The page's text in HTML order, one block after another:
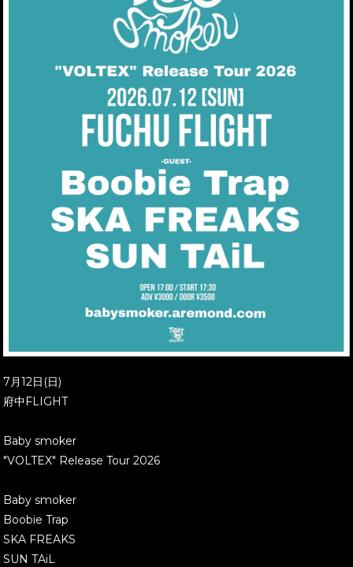
7月12日(日)
府中FLIGHT
Baby smoker
"VOLTEX" Release Tour 2026
Baby smoker
Boobie Trap
SKA FREAKS
SUN TAiL